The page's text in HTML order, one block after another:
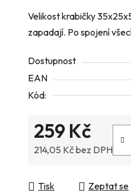
je
0,0
5
hvězdiček.
Velikost krabičky
zapadají. Po spojení
Dostupnost
EAN
Kód:
259 Kč
214,05 Kč bez DPH
Tisk Zeptat se